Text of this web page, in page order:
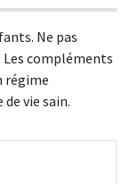
Ne pas
compléments
régime
vie sain.